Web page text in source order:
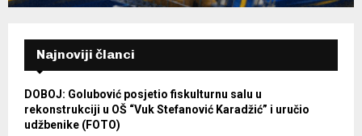
Najnoviji članci
DOBOJ: Golubović posjetio fiskulturnu salu u
rekonstrukciji u OŠ “Vuk Stefanović Karadžić” i uručio
udžbenike (FOTO)